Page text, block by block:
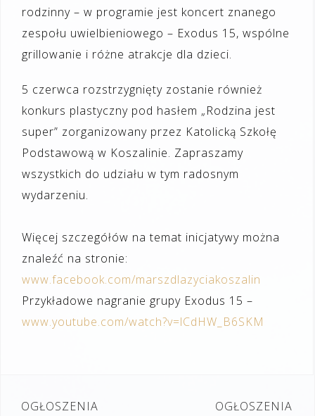
rodzinny – w programie jest koncert znanego
zespołu uwielbieniowego – Exodus 15, wspólne
grillowanie i różne atrakcje dla dzieci.
5 czerwca rozstrzygnięty zostanie również
konkurs plastyczny pod hasłem „Rodzina jest
super” zorganizowany przez Katolicką Szkołę
Podstawową w Koszalinie. Zapraszamy
wszystkich do udziału w tym radosnym
wydarzeniu.
Więcej szczegółów na temat inicjatywy można
znaleźć na stronie:
www.facebook.com/marszdlazyciakoszalin
Przykładowe nagranie grupy Exodus 15 –
www.youtube.com/watch?v=lCdHW_B6SKM
Nawigacja
OGŁOSZENIA OGŁOSZENIA